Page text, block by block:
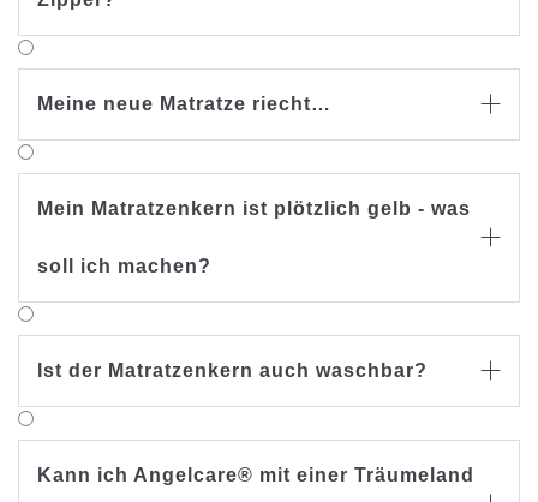
Meine neue Matratze riecht… 
Mein Matratzenkern ist plötzlich gelb - was
soll ich machen?

Ist der Matratzenkern auch waschbar? 
Kann ich Angelcare® mit einer Träumeland